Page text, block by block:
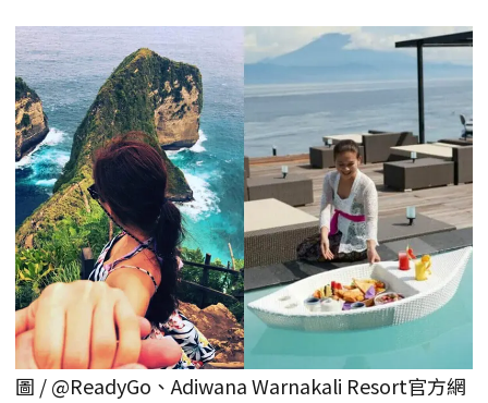
圖 / @ReadyGo、Adiwana Warnakali Resort官方網